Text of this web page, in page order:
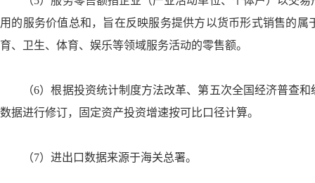
用的服务价值总和，旨在反映服务提供方以货币形式销售的
育、卫生、体育、娱乐等领域服务活动的零售额。
（6）根据投资统计制度方法改革、第五次全国经济普查和
数据进行修订，固定资产投资增速按可比口径计算。
（7）进出口数据来源于海关总署。